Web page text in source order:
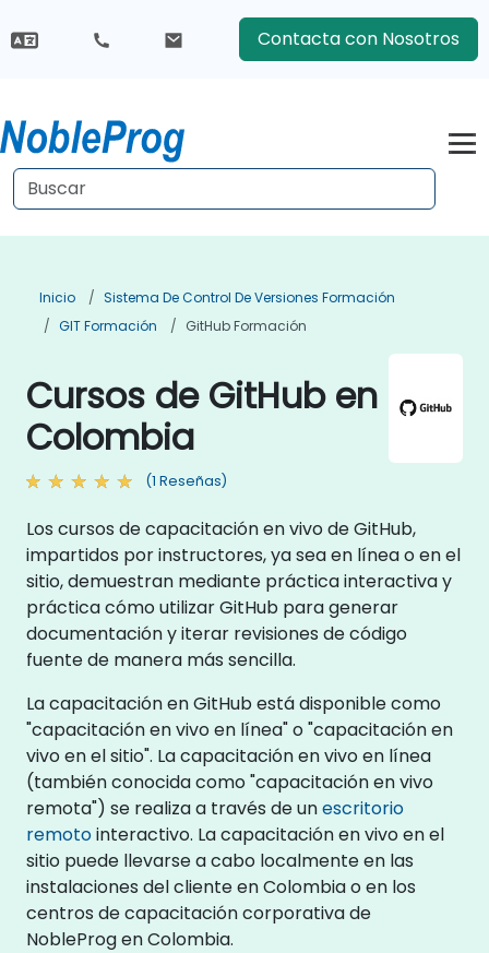
Contacta con Nosotros
Inicio
Sistema De Control De Versiones Formación
GIT Formación
GitHub Formación
Cursos de GitHub en
Colombia
(1 Reseñas)
Los cursos de capacitación en vivo de GitHub,
impartidos por instructores, ya sea en línea o en el
sitio, demuestran mediante práctica interactiva y
práctica cómo utilizar GitHub para generar
documentación y iterar revisiones de código
fuente de manera más sencilla.
La capacitación en GitHub está disponible como
"capacitación en vivo en línea" o "capacitación en
vivo en el sitio". La capacitación en vivo en línea
(también conocida como "capacitación en vivo
remota") se realiza a través de unescritorio
remotointeractivo. La capacitación en vivo en el
sitio puede llevarse a cabo localmente en las
instalaciones del cliente en Colombia o en los
centros de capacitación corporativa de
NobleProg en Colombia.